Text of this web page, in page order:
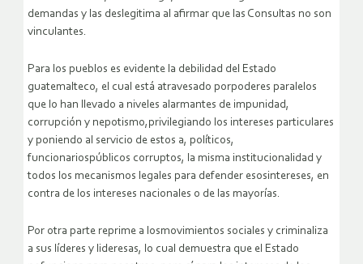
demandas y las deslegitima al afirmar que las Consultas no son
vinculantes.
Para los pueblos es evidente la debilidad del Estado
guatemalteco, el cual está atravesado porpoderes paralelos
que lo han llevado a niveles alarmantes de impunidad,
corrupción y nepotismo,privilegiando los intereses particulares
y poniendo al servicio de estos a, políticos,
funcionariospúblicos corruptos, la misma institucionalidad y
todos los mecanismos legales para defender esosintereses, en
contra de los intereses nacionales o de las mayorías.
Por otra parte reprime a losmovimientos sociales y criminaliza
a sus líderes y lideresas, lo cual demuestra que el Estado